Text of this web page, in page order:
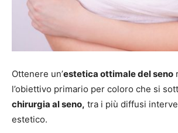
Ottenere un’estetica ottimale del seno
l’obiettivo primario per coloro che si
chirurgia al seno, tra i più diffusi
estetico.